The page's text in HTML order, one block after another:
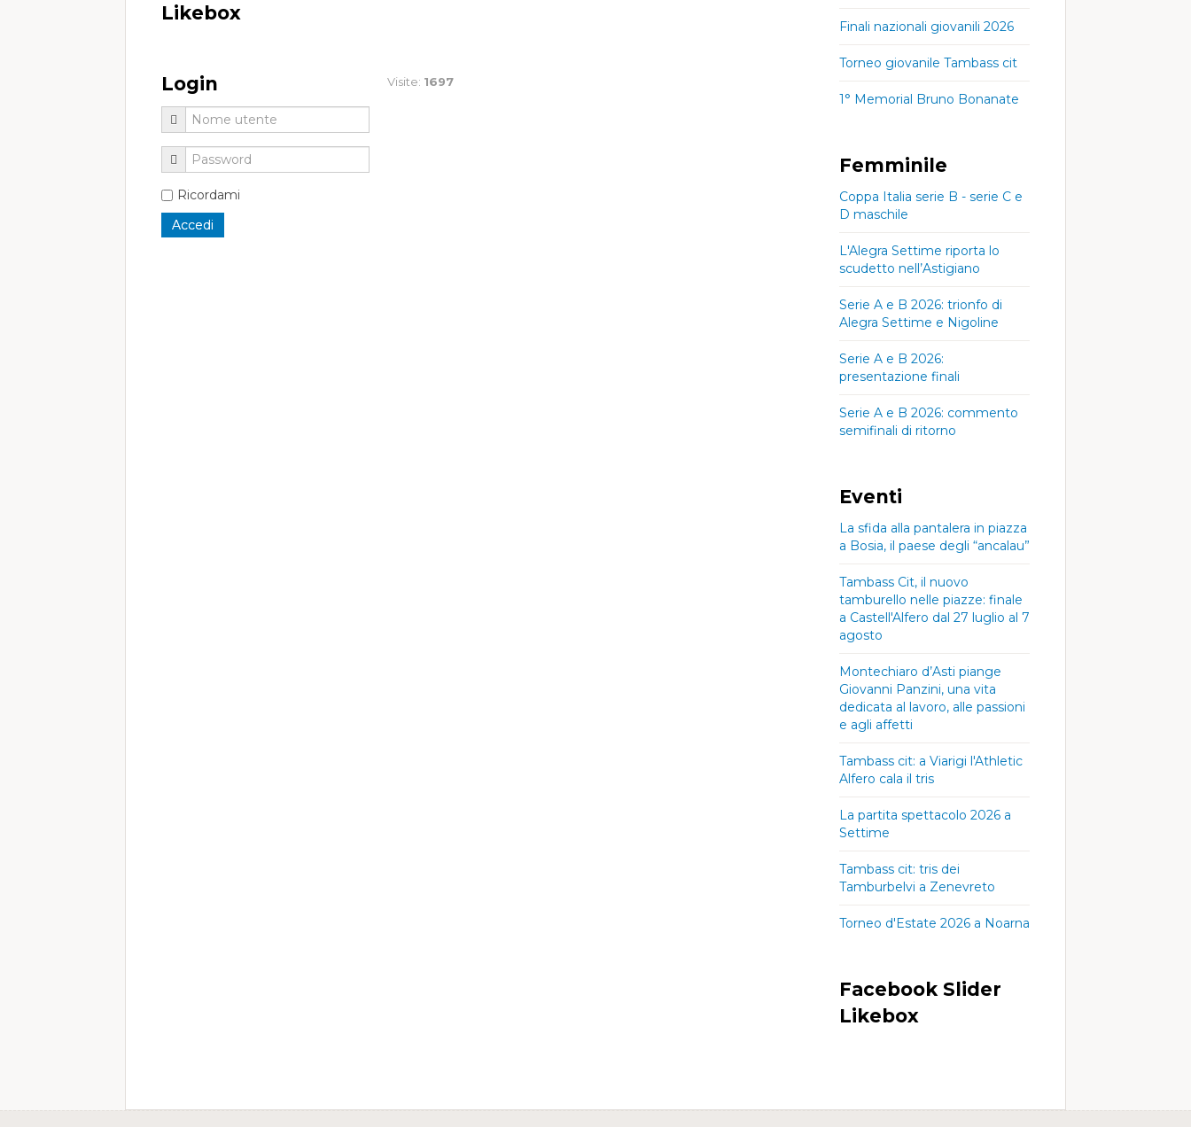
Visite: 1697
Likebox
Login
Ricordami
Finali nazionali giovanili 2026
Torneo giovanile Tambass cit
1° Memorial Bruno Bonanate
Femminile
Coppa Italia serie B - serie C e
D maschile
L'Alegra Settime riporta lo
scudetto nell’Astigiano
Serie A e B 2026: trionfo di
Alegra Settime e Nigoline
Serie A e B 2026:
presentazione finali
Serie A e B 2026: commento
semifinali di ritorno
Eventi
La sfida alla pantalera in piazza
a Bosia, il paese degli “ancalau”
Tambass Cit, il nuovo
tamburello nelle piazze: finale
a Castell'Alfero dal 27 luglio al 7
agosto
Montechiaro d’Asti piange
Giovanni Panzini, una vita
dedicata al lavoro, alle passioni
e agli affetti
Tambass cit: a Viarigi l'Athletic
Alfero cala il tris
La partita spettacolo 2026 a
Settime
Tambass cit: tris dei
Tamburbelvi a Zenevreto
Torneo d'Estate 2026 a Noarna
Facebook Slider
Likebox